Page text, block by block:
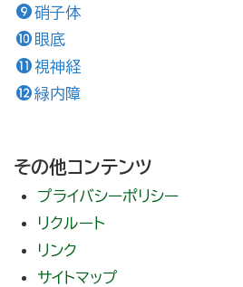
硝子体
眼底
視神経
緑内障
その他コンテンツ
プライバシーポリシー
リクルート
リンク
サイトマップ